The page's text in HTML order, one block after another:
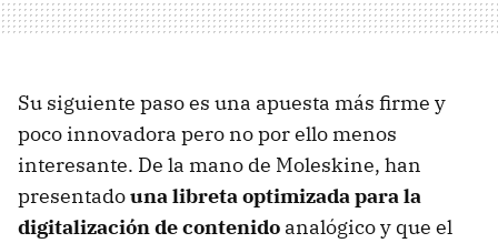
Su siguiente paso es una apuesta más firme y
poco innovadora pero no por ello menos
interesante. De la mano de Moleskine, han
presentadouna libreta optimizada para la
digitalización de contenido analógico y que el